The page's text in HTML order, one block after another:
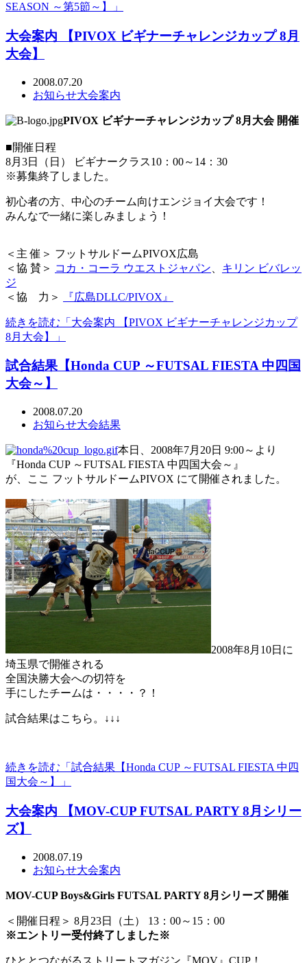
SEASON ～第5節～】」
大会案内 【PIVOX ビギナーチャレンジカップ 8月
大会】
2008.07.20
お知らせ大会案内
PIVOX ビギナーチャレンジカップ 8月大会 開催
■開催日程
8月3日（日） ビギナークラス10：00～14：30
※募集終了しました。
初心者の方、中心のチーム向けエンジョイ大会です！
みんなで一緒に楽しみましょう！
＜主 催＞ フットサルドームPIVOX広島
＜協 賛＞ コカ・コーラ ウエストジャパン
キリン ビバレッ
ジ
＜協 力＞
『広島DLLC/PIVOX』
続きを読む「大会案内 【PIVOX ビギナーチャレンジカップ
8月大会】」
試合結果【Honda CUP ～FUTSAL FIESTA 中四国
大会～】
2008.07.20
お知らせ大会結果
本日、2008年7月20日 9:00～より
『Honda CUP ～FUTSAL FIESTA 中四国大会～』
が、ここ フットサルドームPIVOX にて開催されました。
2008年8月10日に
埼玉県で開催される
全国決勝大会への切符を
手にしたチームは・・・・？！
試合結果はこちら。↓↓↓
続きを読む「試合結果【Honda CUP ～FUTSAL FIESTA 中四
国大会～】」
大会案内 【MOV-CUP FUTSAL PARTY 8月シリー
ズ】
2008.07.19
お知らせ大会案内
MOV-CUP Boys&Girls FUTSAL PARTY 8月シリーズ 開催
＜開催日程＞ 8月23日（土） 13：00～15：00
※エントリー受付終了しました※
ひととつながるストリートマガジン『MOV』CUP！